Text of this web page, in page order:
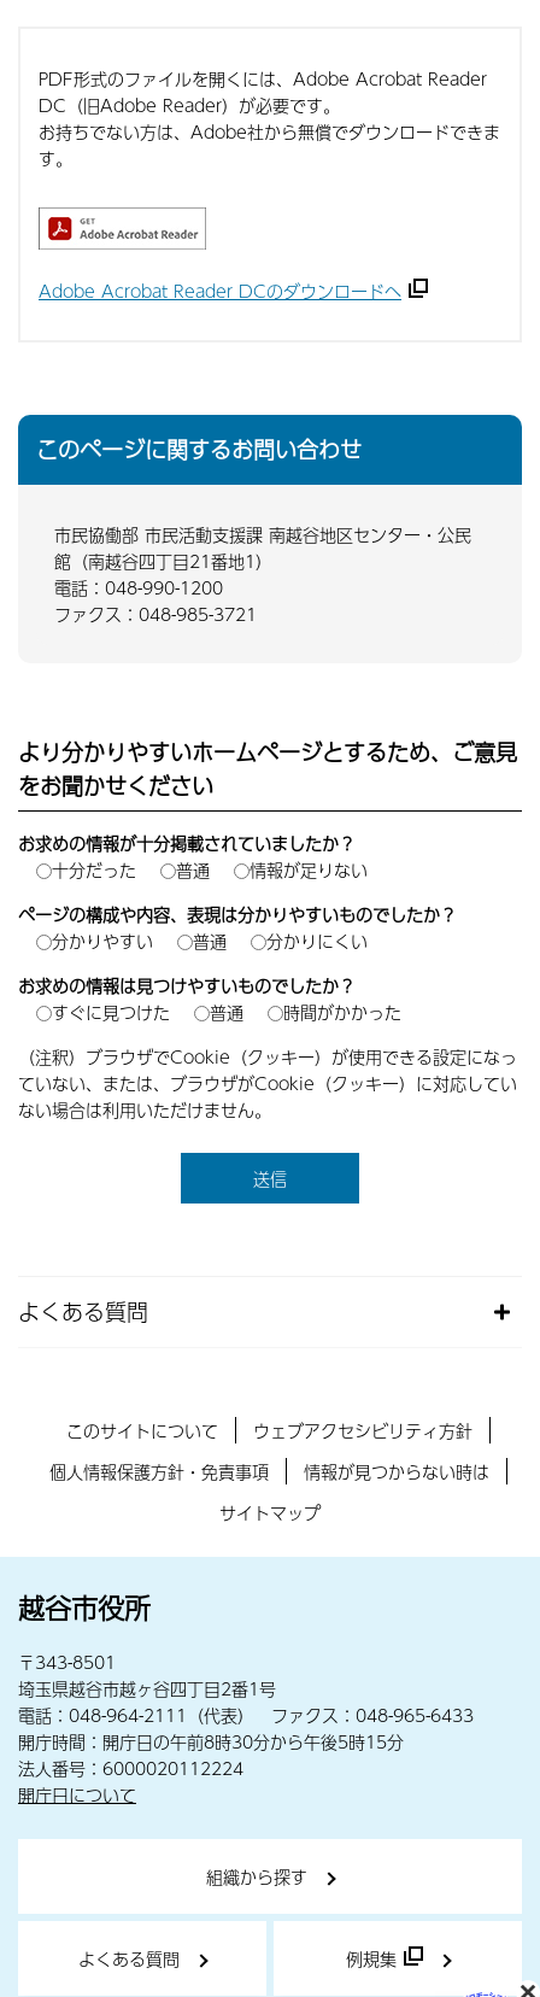
PDF形式のファイルを開くには、Adobe Acrobat Reader
DC（旧Adobe Reader）が必要です。
お持ちでない方は、Adobe社から無償でダウンロードできま
す。
Adobe Acrobat Reader DCのダウンロードへ
このページに関するお問い合わせ
市民協働部 市民活動支援課 南越谷地区センター・公民
館（南越谷四丁目21番地1）
電話：048-990-1200
ファクス：048-985-3721
より分かりやすいホームページとするため、ご意見
をお聞かせください
お求めの情報が十分掲載されていましたか？
十分だった
普通
情報が足りない
ページの構成や内容、表現は分かりやすいものでしたか？
分かりやすい
普通
分かりにくい
お求めの情報は見つけやすいものでしたか？
すぐに見つけた
普通
時間がかかった
（注釈）ブラウザでCookie（クッキー）が使用できる設定になっ
ていない、または、ブラウザがCookie（クッキー）に対応してい
ない場合は利用いただけません。
よくある質問
このサイトについて
ウェブアクセシビリティ方針
個人情報保護方針・免責事項
情報が見つからない時は
サイトマップ
越谷市役所
〒343-8501
埼玉県越谷市越ヶ谷四丁目2番1号
電話：048-964-2111（代表） ファクス：048-965-6433
開庁時間：開庁日の午前8時30分から午後5時15分
法人番号：6000020112224
開庁日について
組織から探す
よくある質問 例規集